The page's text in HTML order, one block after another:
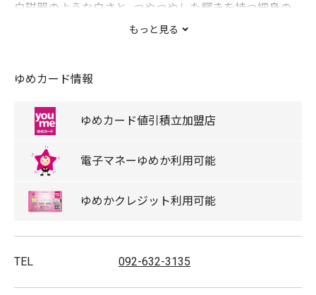
白磁器のような白さと、つやつやした輝きを持つ細身の
麺から繰り出されるツルツルとした食感、シコシコとし
ゆめタウンデー対象店舗
取扱商品
ウーロン茶/うどん/おにぎり・おむすび/天ぷら/から揚
もっと見る
ゆめカード情報
ゆめカード値引積立加盟店
電子マネー ゆめか利用可能
ゆめかクレジット利用可能
TEL 092-632-3135